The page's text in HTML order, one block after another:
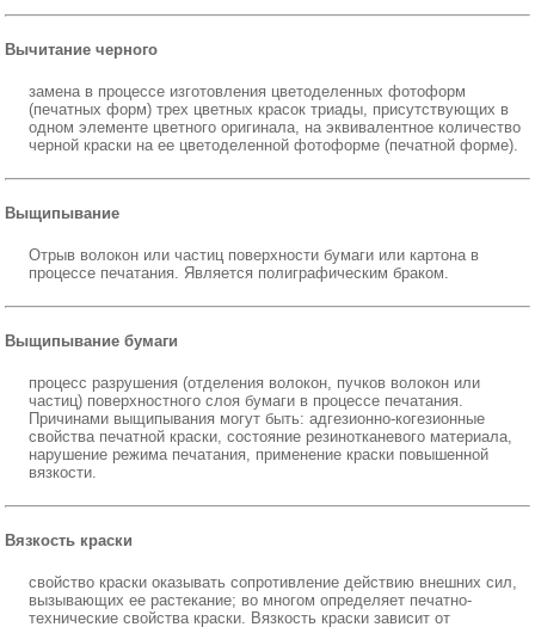
Вычитание черного
замена в процессе изготовления цветоделенных фотоформ
(печатных форм) трех цветных красок триады, присутствующих в
одном элементе цветного оригинала, на эквивалентное количество
черной краски на ее цветоделенной фотоформе (печатной форме).
Выщипывание
Отрыв волокон или частиц поверхности бумаги или картона в
процессе печатания. Является полиграфическим браком.
Выщипывание бумаги
процесс разрушения (отделения волокон, пучков волокон или
частиц) поверхностного слоя бумаги в процессе печатания.
Причинами выщипывания могут быть: адгезионно-когезионные
свойства печатной краски, состояние резинотканевого материала,
нарушение режима печатания, применение краски повышенной
вязкости.
Вязкость краски
свойство краски оказывать сопротивление действию внешних сил,
вызывающих ее растекание; во многом определяет печатно-
технические свойства краски. Вязкость краски зависит от